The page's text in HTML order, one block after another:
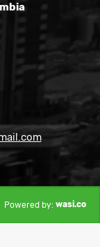
Powered by: wasi.co